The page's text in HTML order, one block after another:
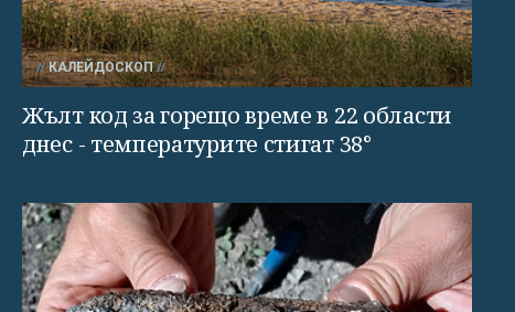
КАЛЕЙДОСКОП
Жълт код за горещо време в 22 области
днес - температурите стигат 38°